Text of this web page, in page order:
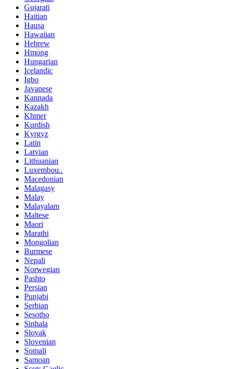
Gujarati
Haitian
Hausa
Hawaiian
Hebrew
Hmong
Hungarian
Icelandic
Igbo
Javanese
Kannada
Kazakh
Khmer
Kurdish
Kyrgyz
Latin
Latvian
Lithuanian
Luxembou..
Macedonian
Malagasy
Malay
Malayalam
Maltese
Maori
Marathi
Mongolian
Burmese
Nepali
Norwegian
Pashto
Persian
Punjabi
Serbian
Sesotho
Sinhala
Slovak
Slovenian
Somali
Samoan